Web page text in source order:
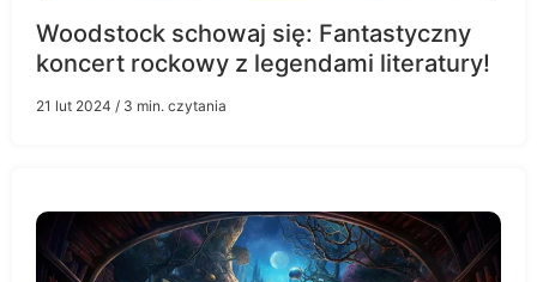
Woodstock schowaj się: Fantastyczny
koncert rockowy z legendami literatury!
21 lut 2024 / 3 min. czytania